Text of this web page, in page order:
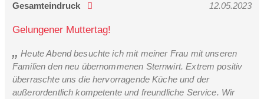
Gesamteindruck 12.05.2023
Gelungener Muttertag!
Heute Abend besuchte ich mit meiner Frau mit unseren
Familien den neu übernommenen Sternwirt. Extrem positiv
überraschte uns die hervorragende Küche und der
außerordentlich kompetente und freundliche Service. Wir